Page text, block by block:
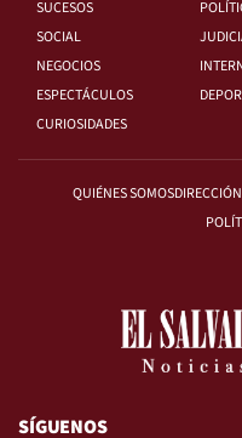
SUCESOS
SOCIAL
NEGOCIOS
ESPECTÁCULOS
CURIOSIDADES
QUIÉNES SOMOSDIRECCIÓN
SÍGUENOS